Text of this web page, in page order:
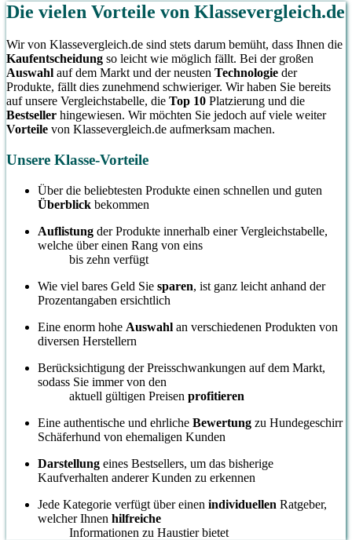
Die vielen Vorteile von Klassevergleich.de
Wir von Klassevergleich.de sind stets darum bemüht, dass Ihnen die
Kaufentscheidung so leicht wie möglich fällt. Bei der großen
Auswahl auf dem Markt und der neusten Technologie der
Produkte, fällt dies zunehmend schwieriger. Wir haben Sie bereits
auf unsere Vergleichstabelle, die Top 10 Platzierung und die
Bestseller hingewiesen. Wir möchten Sie jedoch auf viele weiter
Vorteile von Klassevergleich.de aufmerksam machen.
Unsere Klasse-Vorteile
Über die beliebtesten Produkte einen schnellen und guten
Überblick bekommen
Auflistung der Produkte innerhalb einer Vergleichstabelle,
welche über einen Rang von eins
bis zehn verfügt
Wie viel bares Geld Sie sparen, ist ganz leicht anhand der
Prozentangaben ersichtlich
Eine enorm hohe Auswahl an verschiedenen Produkten von
diversen Herstellern
Berücksichtigung der Preisschwankungen auf dem Markt,
sodass Sie immer von den
aktuell gültigen Preisen profitieren
Eine authentische und ehrliche Bewertung zu Hundegeschirr
Schäferhund von ehemaligen Kunden
Darstellung eines Bestsellers, um das bisherige
Kaufverhalten anderer Kunden zu erkennen
Jede Kategorie verfügt über einen individuellen Ratgeber,
welcher Ihnen hilfreiche
Informationen zu Haustier bietet